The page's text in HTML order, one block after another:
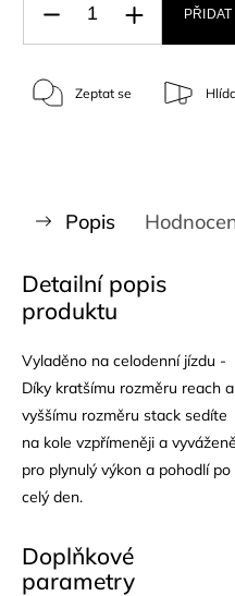
Zeptat se
Popis
Detailní popis
produktu
Vyladěno na celodenní jízdu -
Díky kratšímu rozměru reach a
vyššímu rozměru stack sedíte
na kole vzpřímeněji a
pro plynulý výkon a pohodlí po
celý den.
Doplňkové
parametry